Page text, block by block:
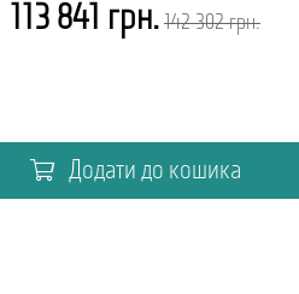
113 841 грн. 142 302 грн.
Додати до кошика